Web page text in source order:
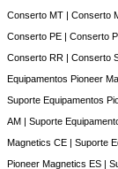
Conserto MT | Conserto
Conserto PE | Conserto
Conserto RR | Conserto
Equipamentos Pioneer
Suporte Equipamentos
AM | Suporte
Magnetics CE | Suporte
Pioneer Magnetics ES |